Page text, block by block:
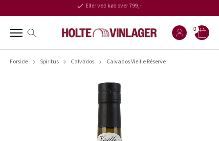
Eller ved køb over 799,-
0
Forside Spiritus Calvados Calvados Vieille Réserve